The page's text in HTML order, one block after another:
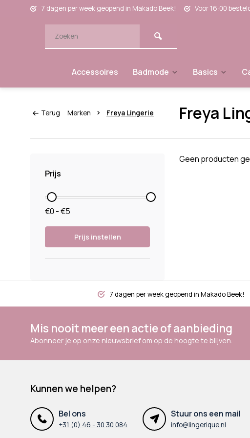
7 dagen per week geopend in Makado Beek! Voor 16:00
Accessoires Badmode Basics
Terug Merken Freya Lingerie Freya
Prijs
€0 - €5
Prijs instellen
Geen producten
7 dagen per week geopend in Makado Beek!
Mis nooit meer een actie of aanbieding
Abonneer je op onze nieuwsbrief om op de hoogte te blijven.
Kunnen we helpen?
Bel ons
+31 (0) 46 - 30 30 084
Stuur ons een mail
info@lingerique.nl